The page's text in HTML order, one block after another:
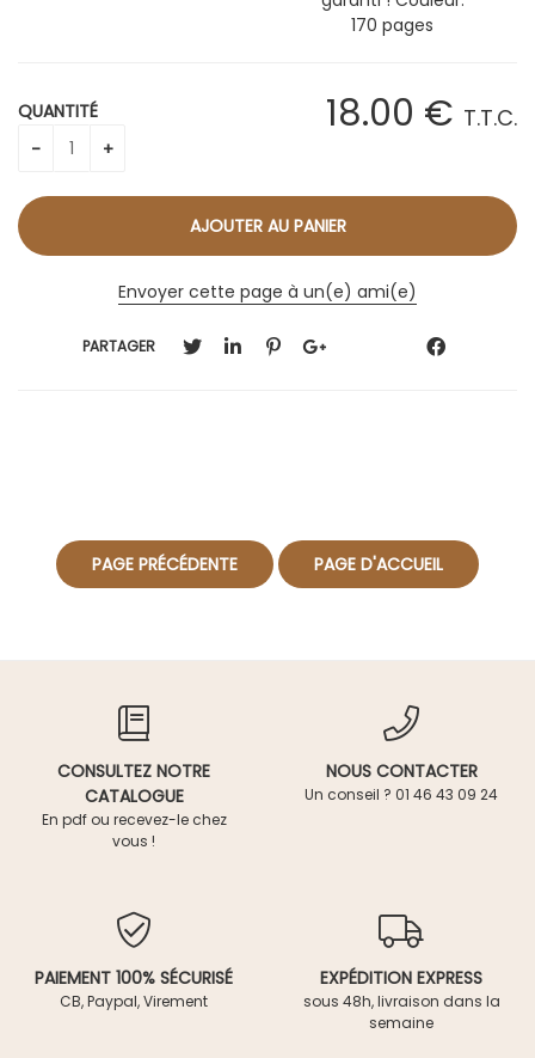
170 pages
18.00 € T.T.C.
QUANTITÉ
Envoyer cette page à un(e) ami(e)
PARTAGER
CONSULTEZ NOTRE
CATALOGUE
En pdf ou recevez-le chez
vous !
NOUS CONTACTER
Un conseil ? 01 46 43 09 24
PAIEMENT 100% SÉCURISÉ
CB, Paypal, Virement
EXPÉDITION EXPRESS
sous 48h, livraison dans la
semaine